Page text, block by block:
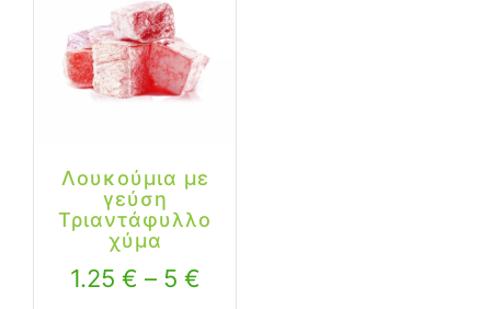
Λουκούμια με
γεύση
Τριαντάφυλλο
χύμα
1.25 € – 5 €